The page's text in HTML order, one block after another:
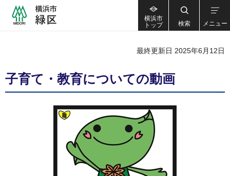
横浜市
トップ
検索 メニュー
最終更新日 2025年6月12日
子育て・教育についての動画